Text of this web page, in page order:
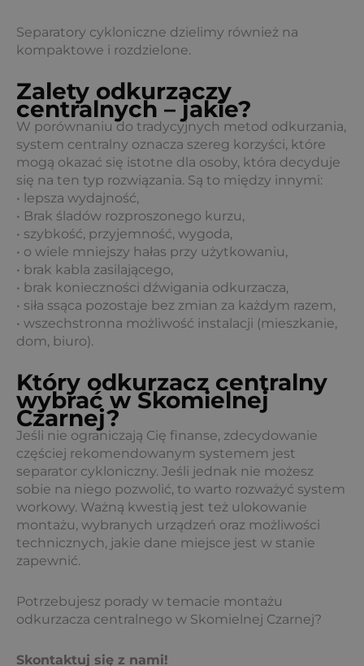
Separatory cykloniczne dzielimy również na
kompaktowe i rozdzielone.
Zalety odkurzaczy
centralnych – jakie?
W porównaniu do tradycyjnych metod odkurzania,
system centralny oznacza szereg korzyści, które
mogą okazać się istotne dla osoby, która decyduje
się na ten typ rozwiązania. Są to między innymi:
• lepsza wydajność,
• Brak śladów rozproszonego kurzu,
• szybkość, przyjemność, wygoda,
• o wiele mniejszy hałas przy użytkowaniu,
• brak kabla zasilającego,
• brak konieczności dźwigania odkurzacza,
• siła ssąca pozostaje bez zmian za każdym razem,
• wszechstronna możliwość instalacji (mieszkanie,
dom, biuro).
Który odkurzacz centralny
wybrać w Skomielnej
Czarnej?
Jeśli nie ograniczają Cię finanse, zdecydowanie
częściej rekomendowanym systemem jest
separator cykloniczny. Jeśli jednak nie możesz
sobie na niego pozwolić, to warto rozważyć system
workowy. Ważną kwestią jest też ulokowanie
montażu, wybranych urządzeń oraz możliwości
technicznych, jakie dane miejsce jest w stanie
zapewnić.
Potrzebujesz porady w temacie montażu
odkurzacza centralnego w Skomielnej Czarnej?
Skontaktuj się z nami!